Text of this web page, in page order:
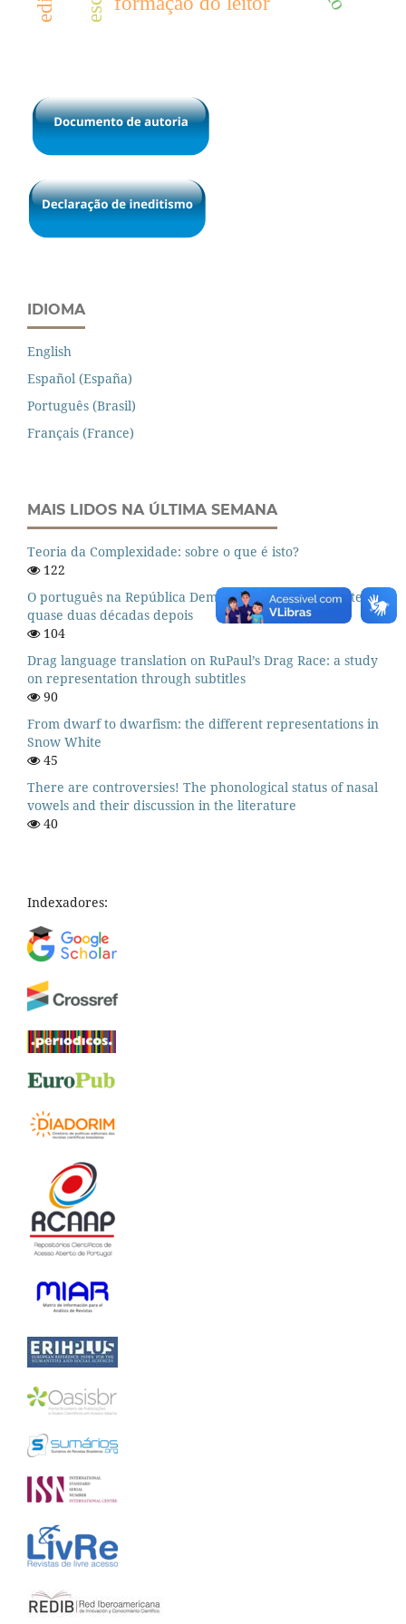
IDIOMA
English
Español (España)
Português (Brasil)
Français (France)
MAIS LIDOS NA ÚLTIMA SEMANA
Teoria da Complexidade: sobre o que é isto?
122
O português na República Democrática de Timor-Leste:
quase duas décadas depois
104
Drag language translation on RuPaul’s Drag Race: a study
on representation through subtitles
90
From dwarf to dwarfism: the different representations in
Snow White
45
There are controversies! The phonological status of nasal
vowels and their discussion in the literature
40
Indexadores: